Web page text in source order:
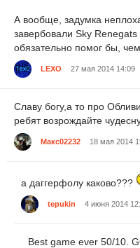
А вообще, задумка
завербовали Sky
обязательно помог бы, чем
LEXO 27 мая 2014 14:09
Славу богу,а то про
ребят возрождайте
Макс02232 18 мая 2014
а даггерфолу каково???
tepukin 4 июня 2014
Best game ever 50/10.